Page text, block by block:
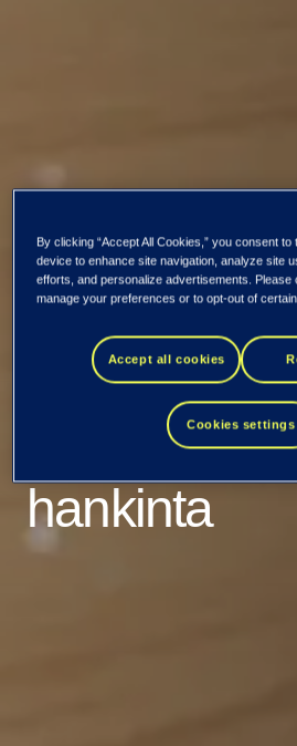
Kaikki uutiset ja tiedotteet
Tietoevry:
osakkeiden
hankinta
By clicking “Accept All Cookies,” you consent
device to enhance site navigation, analyze site
efforts, and personalize advertisements. Please
manage your preferences or to opt-out of
Accept all cookies
Cookies settings